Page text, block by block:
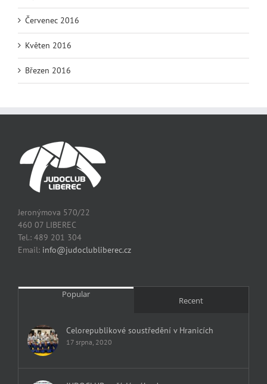
Červenec 2016
Květen 2016
Březen 2016
Jeronýmova 570/22
460 07 LIBEREC
Tel.: 489 201 304
Email: info@judoclubliberec.cz
Popular
Recent
Celorepublikové soustředění v Hranicích
17 srpna, 2020